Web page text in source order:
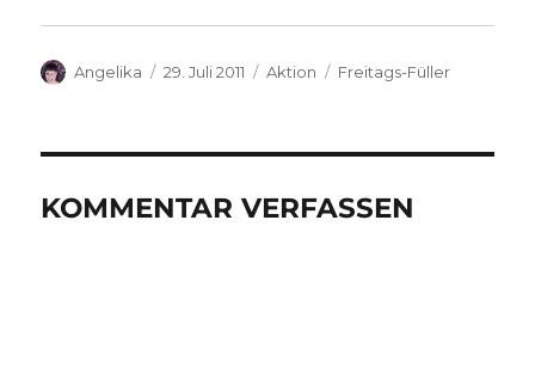
Autor
Angelika
Veröffentlicht
29. Juli 2011 Kategorien
Aktion Schlagwörter
Freitags-Füller
KOMMENTAR VERFASSEN